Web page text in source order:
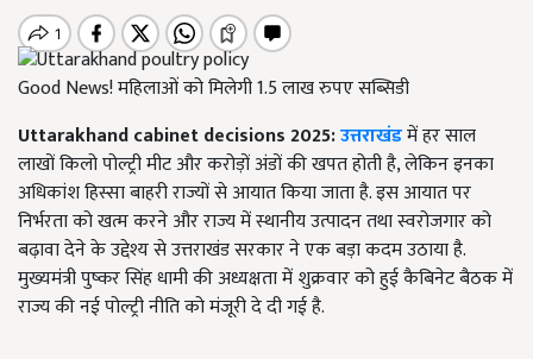
Good News! महिलाओं को मिलेगी 1.5 लाख रुपए सब्सिडी
Uttarakhand cabinet decisions 2025:उत्तराखंडमें हर साल
लाखों किलो पोल्ट्री मीट और करोड़ों अंडों की खपत होती है, लेकिन इनका
अधिकांश हिस्सा बाहरी राज्यों से आयात किया जाता है. इस आयात पर
निर्भरता को खत्म करने और राज्य में स्थानीय उत्पादन तथा स्वरोजगार को
बढ़ावा देने के उद्देश्य से उत्तराखंड सरकार ने एक बड़ा कदम उठाया है.
मुख्यमंत्री पुष्कर सिंह धामी की अध्यक्षता में शुक्रवार को हुई कैबिनेट बैठक में
राज्य की नई पोल्ट्री नीति को मंजूरी दे दी गई है.